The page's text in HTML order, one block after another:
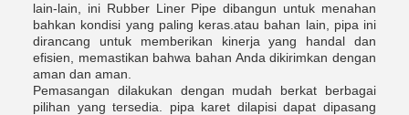
lain-lain, ini Rubber Liner Pipe dibangun untuk menahan
bahkan kondisi yang paling keras.atau bahan lain, pipa ini
dirancang untuk memberikan kinerja yang handal dan
efisien, memastikan bahwa bahan Anda dikirimkan dengan
aman dan aman.
Pemasangan dilakukan dengan mudah berkat berbagai
pilihan yang tersedia. pipa karet dilapisi dapat dipasang